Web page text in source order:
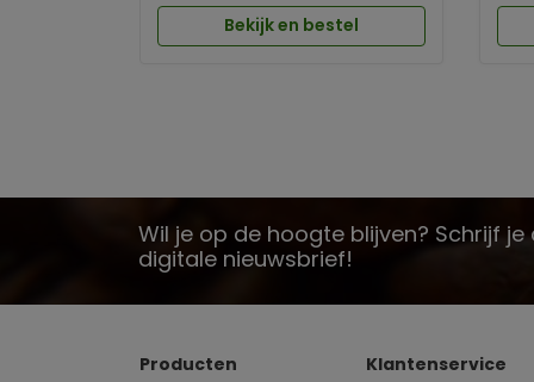
Bekijk en bestel
Wil je op de hoogte blijven? Schrijf
digitale nieuwsbrief!
Producten
Klantenservice